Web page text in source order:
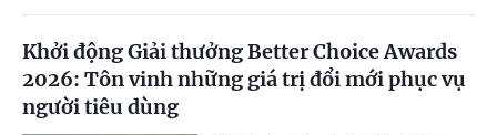
Khởi động Giải thưởng Better Choice Awards
2026: Tôn vinh những giá trị đổi mới phục vụ
người tiêu dùng